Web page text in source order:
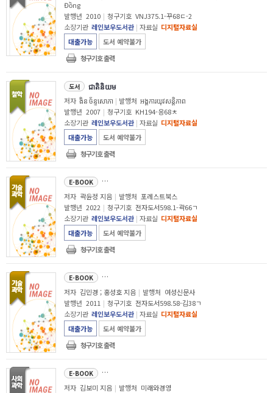
Đồng
발행년 2010 | 청구기호 VNJ375.1-꾸68ㄷ-2
소장기관 레인보우도서관 | 자료실 디지털자료실
대출가능
도서 예약불가
청구기호 출력
도서 ជាតិនិយម
저자 ងិន ច័ន្ទសោភា | 발행처 អង្គការយុវសន្ដិភាព
발행년 2007 | 청구기호 KH194-응68ㅊ
소장기관 레인보우도서관 | 자료실 디지털자료실
대출가능
도서 예약불가
청구기호 출력
E-BOOK 기분대로 아이를 키우지 않겠습니다
저자 곽윤정 지음 | 발행처 포레스트북스
발행년 2022 | 청구기호 전자도서598.1-곽66ㄱ
소장기관 레인보우도서관 | 자료실 디지털자료실
대출가능
도서 예약불가
청구기호 출력
E-BOOK
저자 김민경 ; 홍성호 지음 | 발행처 여성신문사
발행년 2011 | 청구기호 전자도서598.58-김38ㄱ
소장기관 레인보우도서관 | 자료실 디지털자료실
대출가능
도서 예약불가
청구기호 출력
E-BOOK
저자 김보미 지음 | 발행처 미래와경영